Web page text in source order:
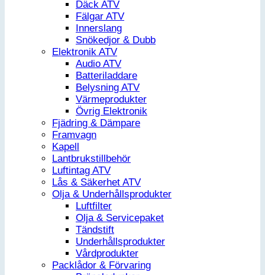
Däck ATV
Fälgar ATV
Innerslang
Snökedjor & Dubb
Elektronik ATV
Audio ATV
Batteriladdare
Belysning ATV
Värmeprodukter
Övrig Elektronik
Fjädring & Dämpare
Framvagn
Kapell
Lantbrukstillbehör
Luftintag ATV
Lås & Säkerhet ATV
Olja & Underhållsprodukter
Luftfilter
Olja & Servicepaket
Tändstift
Underhållsprodukter
Vårdprodukter
Packlådor & Förvaring